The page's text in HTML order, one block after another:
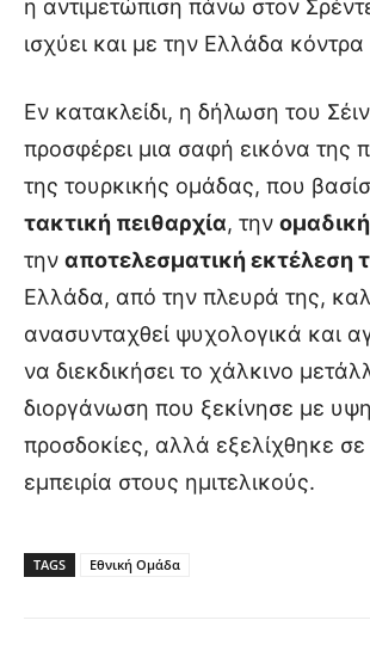
η αντιμετώπιση πάνω στον
ισχύει και με την Ελλάδα κόντρα
Εν κατακλείδι, η δήλωση του
προσφέρει μια σαφή εικόνα της
της τουρκικής ομάδας, που
τακτική πειθαρχία, την
την αποτελεσματική εκτέλεση
Ελλάδα, από την πλευρά της,
ανασυνταχθεί ψυχολογικά και
να διεκδικήσει το χάλκινο
διοργάνωση που ξεκίνησε με
προσδοκίες, αλλά εξελίχθηκε σε
εμπειρία στους ημιτελικούς.
TAGS Εθνική Ομάδα